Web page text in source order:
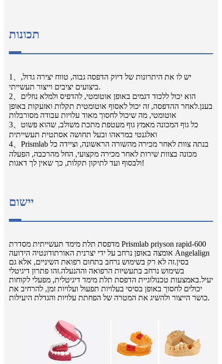
תכונות
1、יש לו את היתרונות של דיוק הדפסה גבוה, טווח יצירה גדול,
ביצועים יציבים וייצור תעשייתי.
2、הוא יכול ללכוד דגמים באופן אוטומטי, להדפיס ולמלא נוזלים
בענן.לאחר ההדפסה, זה יכול לאסוף אוטומטית תקלות ואזעקות באופן
אוטומטי, מה שיכול לחסוך מאוד עלויות עבודה מסורבלות
3、כל גוף המכונה מאמץ גוף מעטפת מתכת משולב, שהוא פשוט
ואלגנטי במראהו ובעל תחושה אסתטית תעשייתית
4、Prismlab בנתה צוות לאחר מכירה מהשורה הראשונה, וציידה כל
מכונה בצוות שירות לאחר מכירה מקצועי, החל מהרכבה, הפעלה
ולבסוף ועד לתיקון תקלות, כך שאין לך דאגות!
יישום
מדפסת תלת מימד תעשייתית מסדרת Prismlab priyson rapid-600
אומצה באופן נרחב על ידי יצרנית האורתודונטיה הידועה Angelalign
בסין.זה לא רק בשימוש נרחב בתחום רפואת השיניים, אלא גם
בשימוש נרחב בתעשיות הרפואה וההנעלה.זהו פתרון דיגיטלי
יעיל.באמצעות טכנולוגיית הדפסת תלת מימד דיגיטלית, מפעלי לקוחות
יכולים לחסוך באופן בסיסי בעלויות תפעול ועלויות זמן, להרחיב את
כושר הייצור ולהשיג את המטרה של הפחתת עלויות והגדלת היעילות.